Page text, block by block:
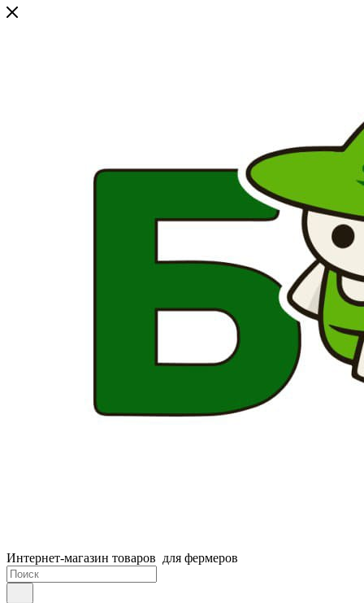
Интернет-магазин товаров для фермеров